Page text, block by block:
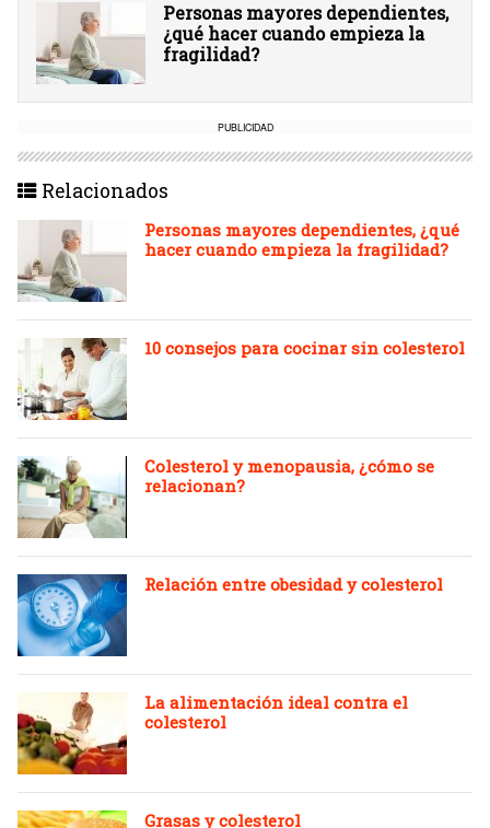
Personas mayores dependientes,
¿qué hacer cuando empieza la
fragilidad?
PUBLICIDAD
Relacionados
Personas mayores dependientes, ¿qué
hacer cuando empieza la fragilidad?
10 consejos para cocinar sin colesterol
Colesterol y menopausia, ¿cómo se
relacionan?
Relación entre obesidad y colesterol
La alimentación ideal contra el
colesterol
Grasas y colesterol